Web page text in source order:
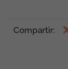
Compartir: